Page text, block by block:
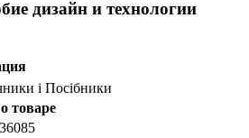
дизайн и технологии
і Посібники
товаре